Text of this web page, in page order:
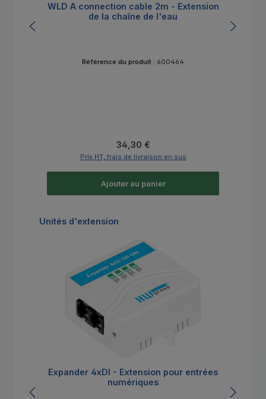
WLD A connection cable 2m - Extension
de la chaîne de l'eau
Référence du produit : 600464
Prix régulier :
34,30 €
Prix HT, frais de livraison en sus
Ajouter au panier
Ignorer la galerie de produits
Unités d'extension
Expander 4xDI - Extension pour entrées
numériques